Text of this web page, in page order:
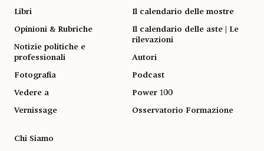
Libri
Opinioni & Rubriche
Notizie politiche e
professionali
Fotografia
Vedere a
Vernissage
Il calendario delle mostre
Il calendario delle aste | Le
rilevazioni
Autori
Podcast
Power 100
Osservatorio Formazione
Chi Siamo